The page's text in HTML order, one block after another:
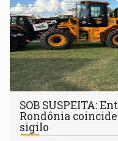
SOB SUSPEITA:
Rondônia
sigilo